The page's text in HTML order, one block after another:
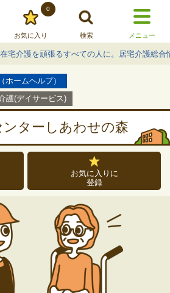
お気に入り
0
検索 メニュー
宅介護を頑張るすべての人に。居宅介護総合
ホームヘルプ）
護(デイサービス)
ターしあわせの森
お気に入りに
登録